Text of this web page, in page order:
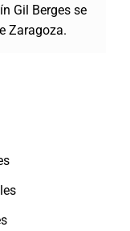
Gil Berges se
Zaragoza.